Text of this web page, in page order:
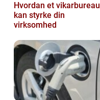
Hvordan et vikarbureau
kan styrke din
virksomhed